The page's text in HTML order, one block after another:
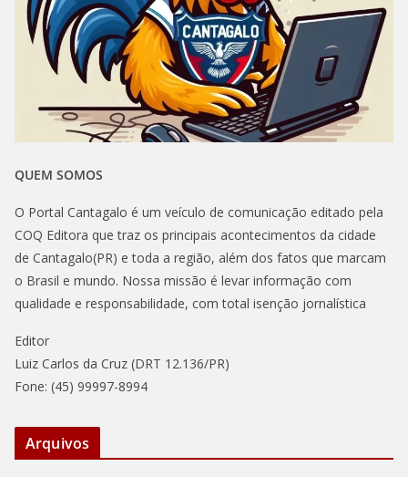
QUEM SOMOS
O Portal Cantagalo é um veículo de comunicação editado pela
COQ Editora que traz os principais acontecimentos da cidade
de Cantagalo(PR) e toda a região, além dos fatos que marcam
o Brasil e mundo. Nossa missão é levar informação com
qualidade e responsabilidade, com total isenção jornalística
Editor
Luiz Carlos da Cruz (DRT 12.136/PR)
Fone: (45) 99997-8994
Arquivos